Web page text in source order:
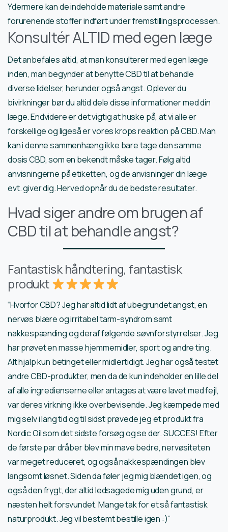
Ydermere kan de indeholde materiale samt andre
forurenende stoffer indført under fremstillingsprocessen.
Konsultér ALTID med egen læge
Det anbefales altid, at man konsulterer med egen læge
inden, man begynder at benytte CBD til at behandle
diverse lidelser, herunder også angst. Oplever du
bivirkninger bør du altid dele disse informationer med din
læge. Endvidere er det vigtig at huske på, at vi alle er
forskellige og ligeså er vores krops reaktion på CBD. Man
kan i denne sammenhæng ikke bare tage den samme
dosis CBD, som en bekendt måske tager. Følg altid
anvisningerne på etiketten, og de anvisninger din læge
evt. giver dig. Herved opnår du de bedste resultater.
Hvad siger andre om brugen af
CBD til at behandle angst?
Fantastisk håndtering, fantastisk
produkt
“Hvorfor CBD? Jeg har altid lidt af ubegrundet angst, en
nervøs blære og irritabel tarm-syndrom samt
nakkespænding og deraf følgende søvnforstyrrelser. Jeg
har prøvet en masse hjemmemidler, sport og andre ting.
Alt hjalp kun betinget eller midlertidigt. Jeg har også testet
andre CBD-produkter, men da de kun indeholder en lille del
af alle ingredienserne eller antages at være lavet med fejl,
var deres virkning ikke overbevisende. Jeg kæmpede med
mig selv i lang tid og til sidst prøvede jeg et produkt fra
Nordic Oil som det sidste forsøg og se der. SUCCES! Efter
de første par dråber blev min mave bedre, nervøsiteten
var meget reduceret, og også nakkespændingen blev
langsomt løsnet. Siden da føler jeg mig blændet igen, og
også den frygt, der altid ledsagede mig uden grund, er
næsten helt forsvundet. Mange tak for et så fantastisk
naturprodukt. Jeg vil bestemt bestille igen :)”